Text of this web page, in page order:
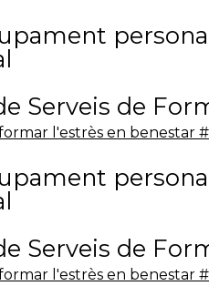
Serveis de
l'estrès en benestar
Serveis de
l'estrès en benestar